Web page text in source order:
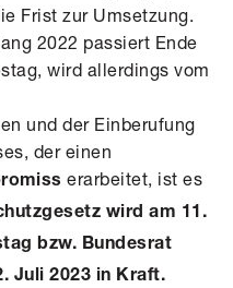
Frist zur Umsetzung.
2022 passiert Ende
wird allerdings vom
und der Einberufung
der einen
erarbeitet, ist es
wird am 11.
bzw. Bundesrat
Juli 2023 in Kraft.